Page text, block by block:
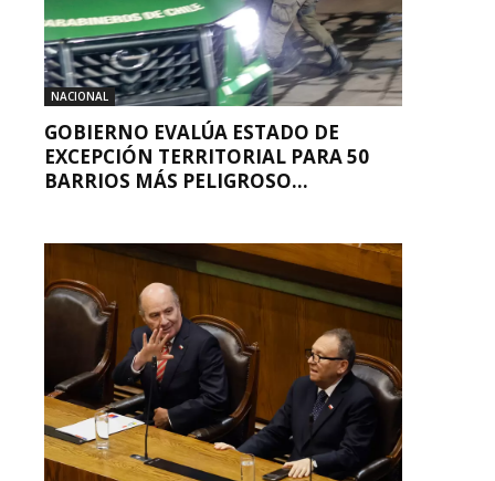
NACIONAL
GOBIERNO EVALÚA ESTADO DE
EXCEPCIÓN TERRITORIAL PARA 50
BARRIOS MÁS PELIGROSO...